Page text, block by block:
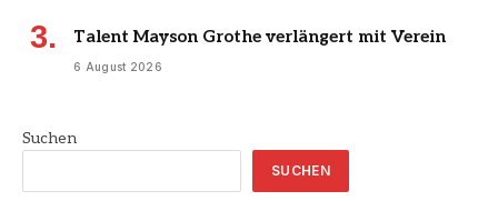
Talent Mayson Grothe verlängert mit Verein
6 August 2026
Suchen
SUCHEN